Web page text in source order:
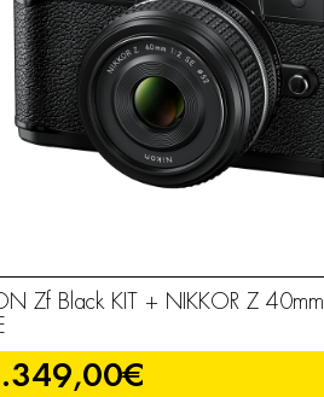
Zf Black KIT + NIKKOR Z 40mm